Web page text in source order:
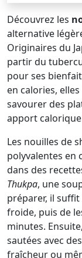
Découvrez les
alternative
Originaires du
partir du
pour ses
en calories,
savourer des
apport
Les nouilles de
polyvalentes en
dans des
Thukpa, une
préparer, il
froide, puis de
minutes.
sautées avec
fraîcheur ou